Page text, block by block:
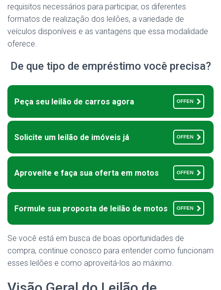
requisitos necessários para participar, os diferentes
formatos de realização dos leilões, a variedade de
veículos disponíveis e as vantagens que essa modalidade
oferece.
De que tipo de empréstimo você precisa?
Peça seu leilão de carros agora OFFEN
Solicite um leilão de imóveis já OFFEN
Aproveite e faça sua oferta em motos OFFEN
Formule sua proposta de leilão de motos OFFEN
Se você está em busca de boas oportunidades de
compra, continue conosco para entender como funcionam
esses leilões e como aproveitá-los ao máximo.